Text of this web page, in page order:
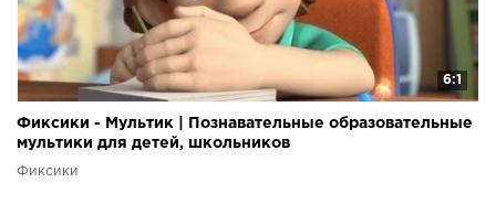
6:1
Фиксики - Мультик | Познавательные образовательные
мультики для детей, школьников
Фиксики